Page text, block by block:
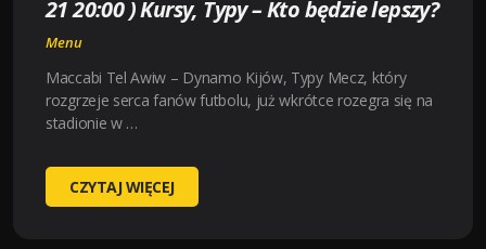
21 20:00 ) Kursy, Typy – Kto będzie lepszy?
Menu
Maccabi Tel Awiw – Dynamo Kijów, Typy Mecz, który
rozgrzeje serca fanów futbolu, już wkrótce rozegra się na
stadionie w …
MACCABI
TEL
CZYTAJ WIĘCEJ